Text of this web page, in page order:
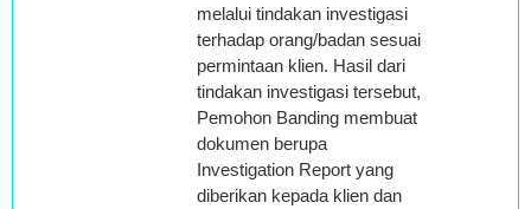
melalui tindakan investigasi
terhadap orang/badan sesuai
permintaan klien. Hasil dari
tindakan investigasi tersebut,
Pemohon Banding membuat
dokumen berupa
Investigation Report yang
diberikan kepada klien dan